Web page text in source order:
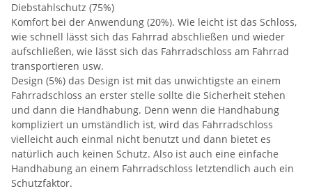
Diebstahlschutz (75%)
Komfort bei der Anwendung (20%). Wie leicht ist das Schloss,
wie schnell lässt sich das Fahrrad abschließen und wieder
aufschließen, wie lässt sich das Fahrradschloss am Fahrrad
transportieren usw.
Design (5%) das Design ist mit das unwichtigste an einem
Fahrradschloss an erster stelle sollte die Sicherheit stehen
und dann die Handhabung. Denn wenn die Handhabung
kompliziert un umständlich ist, wird das Fahrradschloss
vielleicht auch einmal nicht benutzt und dann bietet es
natürlich auch keinen Schutz. Also ist auch eine einfache
Handhabung an einem Fahrradschloss letztendlich auch ein
Schutzfaktor.